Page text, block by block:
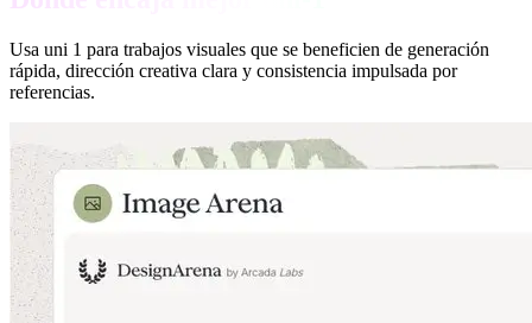
Usa uni 1 para trabajos visuales que se beneficien de generación
rápida, dirección creativa clara y consistencia impulsada por
referencias.